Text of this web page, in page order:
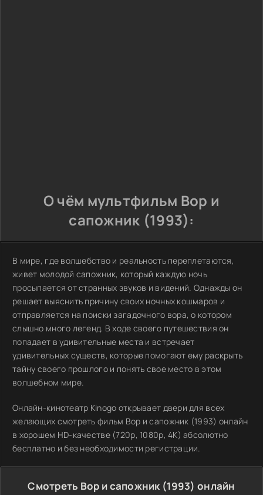
О чём мультфильм Вор и
сапожник (1993):
В мире, где волшебство и реальность переплетаются,
живет молодой сапожник, который каждую ночь
просыпается от странных звуков и видений. Однажды он
решает выяснить причину своих ночных кошмаров и
отправляется на поиски загадочного вора, о котором
слышно много легенд. В ходе своего путешествия он
попадает в удивительные места и встречает
удивительных существ, которые помогают ему раскрыть
тайну своего прошлого и понять свое место в этом
волшебном мире.
Онлайн-кинотеатр Kinogo открывает двери для всех
желающих смотреть фильм Вор и сапожник (1993) онлайн
в хорошем HD-качестве (720p, 1080p, 4K) абсолютно
бесплатно и без необходимости регистрации.
Смотреть Вор и сапожник (1993) онлайн